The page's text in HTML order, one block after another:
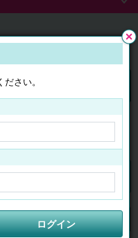
ログイン
マイページ
さい。
ログイン